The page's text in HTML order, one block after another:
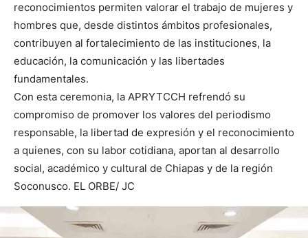
reconocimientos permiten valorar el trabajo de mujeres y
hombres que, desde distintos ámbitos profesionales,
contribuyen al fortalecimiento de las instituciones, la
educación, la comunicación y las libertades
fundamentales.
Con esta ceremonia, la APRYTCCH refrendó su
compromiso de promover los valores del periodismo
responsable, la libertad de expresión y el reconocimiento
a quienes, con su labor cotidiana, aportan al desarrollo
social, académico y cultural de Chiapas y de la región
Soconusco. EL ORBE/ JC